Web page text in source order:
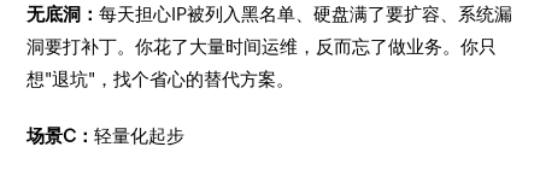
无底洞：每天担心IP被列入黑名单、硬盘满了要扩容、系统漏
洞要打补丁。你花了大量时间运维，反而忘了做业务。你只
想"退坑"，找个省心的替代方案。
场景C：轻量化起步